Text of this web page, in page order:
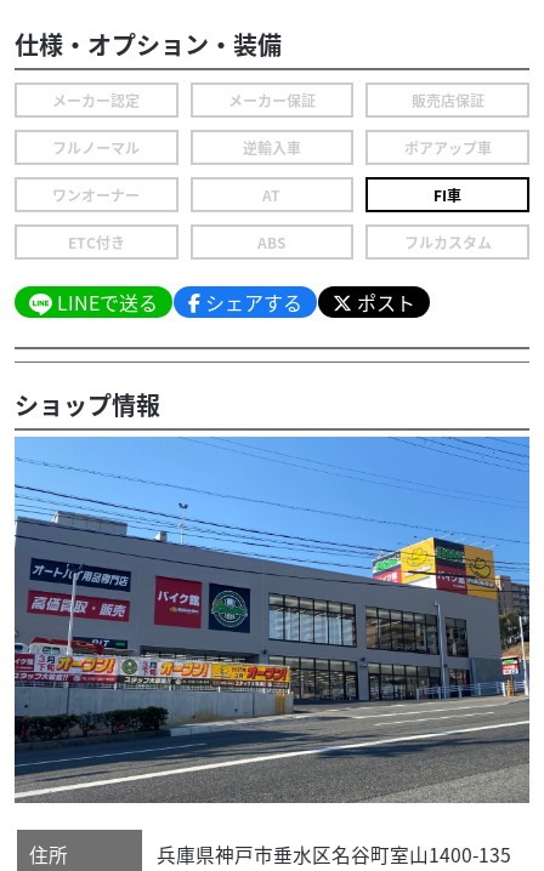
仕様・オプション・装備
メーカー認定 メーカー保証 販売店保証
フルノーマル 逆輸入車 ボアアップ車
ワンオーナー AT FI車
ETC付き ABS フルカスタム
LINEで送る シェアする ポスト
ショップ情報
住所 兵庫県神戸市垂水区名谷町室山1400-135